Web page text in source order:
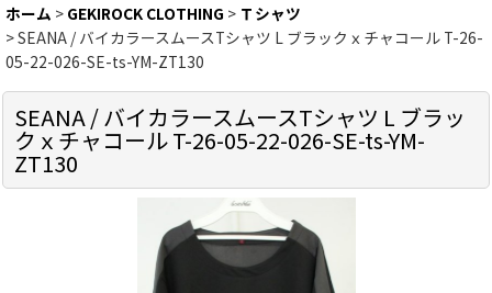
ホーム > GEKIROCK CLOTHING > Ｔシャツ
>SEANA / バイカラースムースTシャツ L ブラックｘチャコール T-26-
05-22-026-SE-ts-YM-ZT130
SEANA / バイカラースムースTシャツ L ブラッ
クｘチャコール T-26-05-22-026-SE-ts-YM-
ZT130